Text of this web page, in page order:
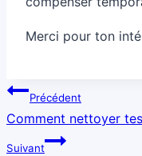
Merci pour ton
Navigation
de
l’article
Précédent
Comment nettoyer
Suivant